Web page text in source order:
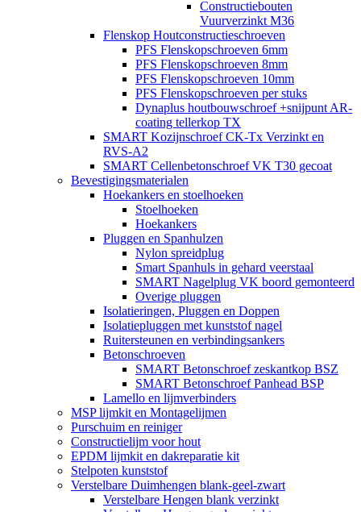
Constructiebouten
Vuurverzinkt M36
Flenskop Houtconstructieschroeven
PFS Flenskopschroeven 6mm
PFS Flenskopschroeven 8mm
PFS Flenskopschroeven 10mm
PFS Flenskopschroeven per stuks
Dynaplus houtbouwschroef +snijpunt AR-
coating tellerkop TX
SMART Kozijnschroef CK-Tx Verzinkt en
RVS-A2
SMART Cellenbetonschroef VK T30 gecoat
Bevestigingsmaterialen
Hoekankers en stoelhoeken
Stoelhoeken
Hoekankers
Pluggen en Spanhulzen
Nylon spreidplug
Smart Spanhuls in gehard veerstaal
SMART Nagelplug VK boord gemonteerd
Overige pluggen
Isolatieringen, Pluggen en Doppen
Isolatiepluggen met kunststof nagel
Ruitersteunen en verbindingsankers
Betonschroeven
SMART Betonschroef zeskantkop BSZ
SMART Betonschroef Panhead BSP
Lamello en lijmverbinders
MSP lijmkit en Montagelijmen
Purschuim en reiniger
Constructielijm voor hout
EPDM lijmkit en dakreparatie kit
Stelpoten kunststof
Verstelbare Duimhengen blank-geel-zwart
Verstelbare Hengen blank verzinkt